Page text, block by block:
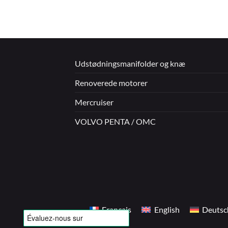
Udstødningsmanifolder og knæ
Renoverede motorer
Mercruiser
VOLVO PENTA / OMC
Français English